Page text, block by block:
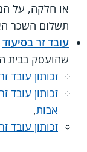
או חלקה, על
תשלום השכר
עובד זר בסיעוד
שהועסק בבית
זכותון
זכותון עובד
אבות,
זכותון